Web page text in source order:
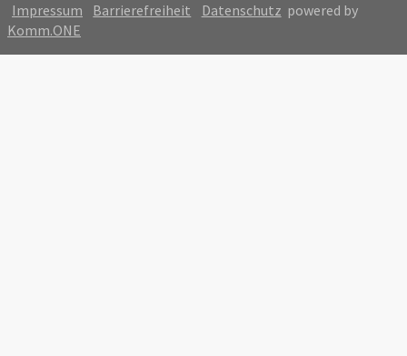
Impressum
Barrierefreiheit Datenschutz powered by
Komm.ONE